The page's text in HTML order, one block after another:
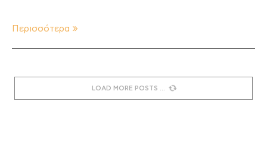
Περισσότερα
LOAD MORE POSTS